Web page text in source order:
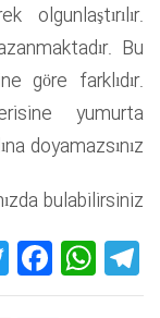
olgunlaştırılır.
Bu
göre farklıdır.
yumurta
doyamazsınız.
bulabilirsiniz